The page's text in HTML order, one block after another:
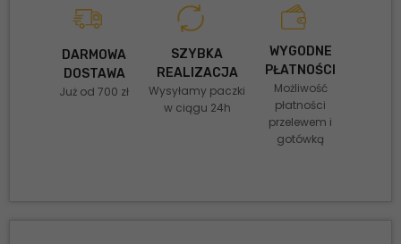
DARMOWA
DOSTAWA
Już od 700 zł
SZYBKA
REALIZACJA
Wysyłamy paczki
w ciągu 24h
WYGODNE
PŁATNOŚCI
Możliwość
płatności
przelewem i
gotówką